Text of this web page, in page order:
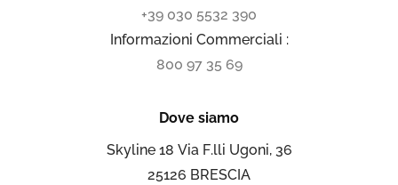
+39 030 5532 390
Informazioni Commerciali :
800 97 35 69
Dove siamo
Skyline 18 Via F.lli Ugoni, 36
25126 BRESCIA